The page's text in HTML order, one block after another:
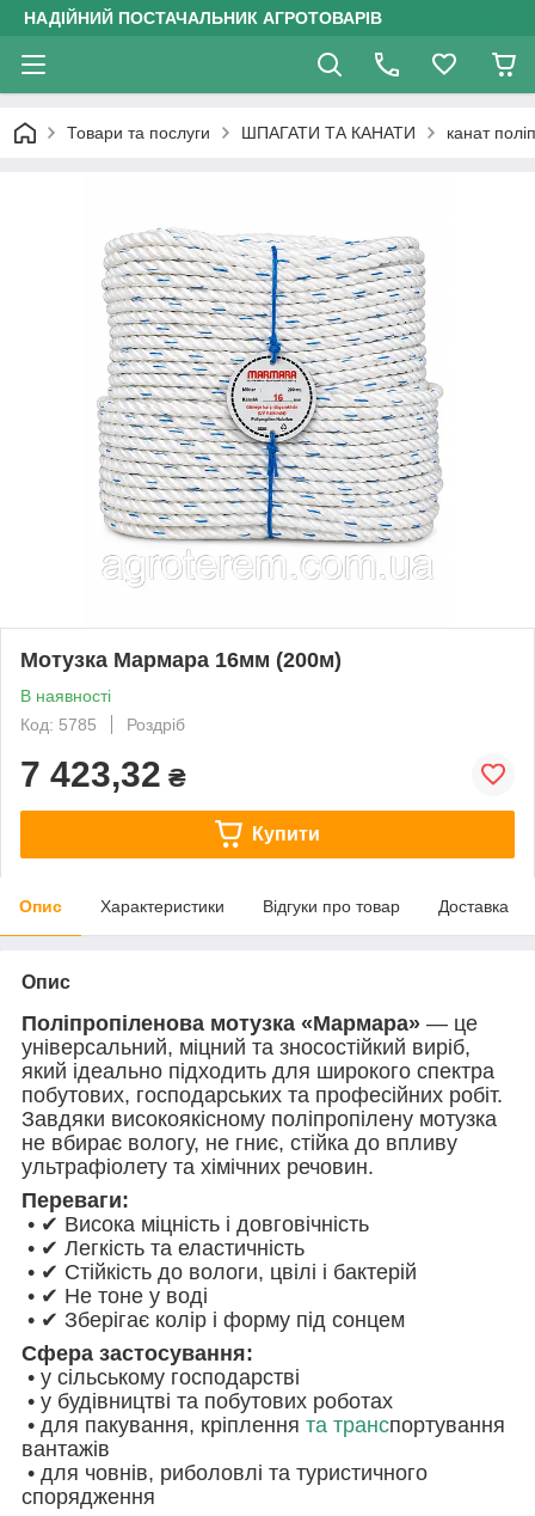
НАДІЙНИЙ ПОСТАЧАЛЬНИК АГРОТОВАРІВ
Товари та послуги ШПАГАТИ ТА КАНАТИ канат
Мотузка Мармара 16мм (200м)
В наявності
Код: 5785
Роздріб
7 423,32 ₴
Купити
Опис Характеристики Відгуки про товар Доставка
Опис
Поліпропіленова мотузка «Мармара» — це
універсальний, міцний та зносостійкий виріб,
який ідеально підходить для широкого спектра
побутових, господарських та професійних робіт.
Завдяки високоякісному поліпропілену мотузка
не вбирає вологу, не гниє, стійка до впливу
ультрафіолету та хімічних речовин.
Переваги:
• ✔ Висока міцність і довговічність
• ✔ Легкість та еластичність
• ✔ Стійкість до вологи, цвілі і бактерій
• ✔ Не тоне у воді
• ✔ Зберігає колір і форму під сонцем
Сфера застосування:
• у сільському господарстві
• у будівництві та побутових роботах
• для пакування, кріплення та транспортування
вантажів
• для човнів, риболовлі та туристичного
спорядження